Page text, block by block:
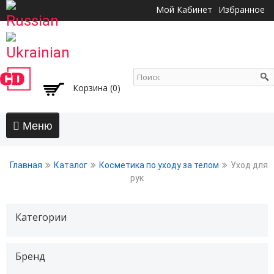
основному
Мой Кабинет Избранное
Корзина (0)
Бальзамы и кондиционеры
Гели для волос
Главная Каталог Косметика по уходу за телом
Уход для
рук
Категории
Бренд